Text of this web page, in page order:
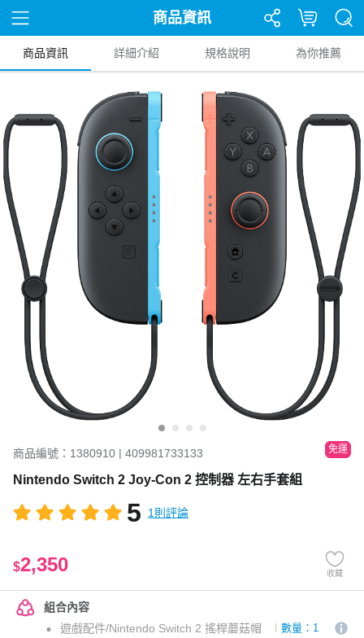
商品資訊
商品資訊 詳細介紹 規格說明 為你推薦
商品編號：1380910 | 409981733133 免運
Nintendo Switch 2 Joy-Con 2 控制器 左右手套組
5 1則評論
$2,350 收藏
組合內容
遊戲配件/Nintendo Switch 2 搖桿蘑菇帽
數量：1